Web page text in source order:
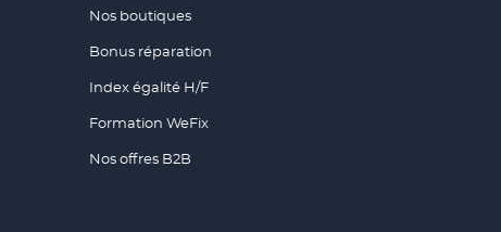
dans
nouvelle
Nos boutiques
(ouvre
dans
nouvelle
Bonus réparation
(ouvre
dans
nouvelle
Index égalité H/F
(ouvre
dans
nouvelle
Formation WeFix
(ouvre
dans
Nos offres B2B
(ouvre